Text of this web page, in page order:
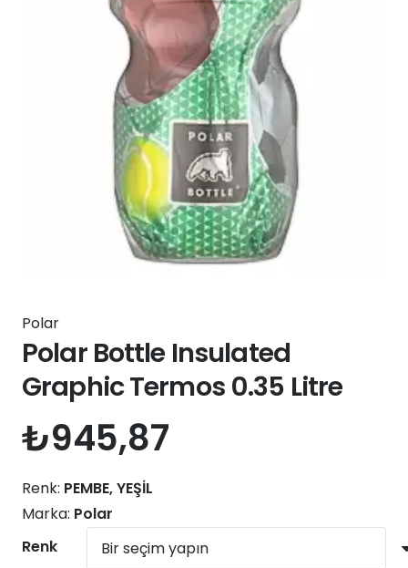
Polar
Polar Bottle Insulated
Graphic Termos 0.35 Litre
₺945,87
Renk: PEMBE, YEŞİL
Marka: Polar
Renk